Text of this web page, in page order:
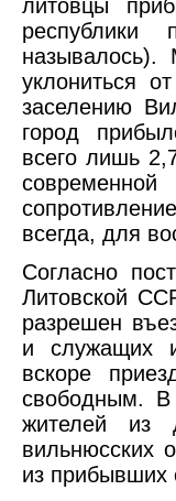
литовцы
называлось).
уклониться
заселению
город
всего лишь
всегда, для
Согласно
Литовской
разрешен
и служащих
вскоре
свободным. В
жителей из
вильнюсских
из прибывших